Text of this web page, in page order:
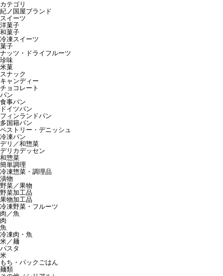
カテゴリ
紀ノ国屋ブランド
スイーツ
洋菓子
和菓子
冷凍スイーツ
菓子
ナッツ・ドライフルーツ
珍味
米菓
スナック
キャンディー
チョコレート
パン
食事パン
ドイツパン
フィンランドパン
多国籍パン
ペストリー・デニッシュ
冷凍パン
デリ／和惣菜
デリカデッセン
和惣菜
簡単調理
冷凍惣菜・調理品
漬物
野菜／果物
野菜加工品
果物加工品
冷凍野菜・フルーツ
肉／魚
肉
魚
冷凍肉・魚
米／麺
パスタ
米
もち・パックごはん
麺類